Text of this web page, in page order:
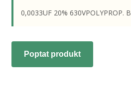
0,0033UF 20% 630VPOLYPROP.
Poptat produkt